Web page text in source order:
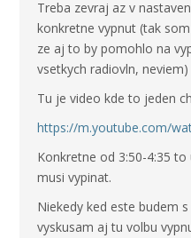
Treba zevraj az v
konkretne vypnut (tak
ze aj to by pomohlo na
vsetkych radiovln, neviem)
Tu je video kde to jeden
https://m.youtube.com/
Konkretne od 3:50-4:35
musi vypinat.
Niekedy ked este budem
vyskusam aj tu volbu